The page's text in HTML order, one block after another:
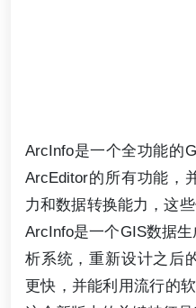
ArcInfo是一个全功能的
ArcEditor的所有功能，
力和数据转换能力，这
ArcInfo是一个GIS数据
析系统，重新设计之后
更快，并能利用流行的